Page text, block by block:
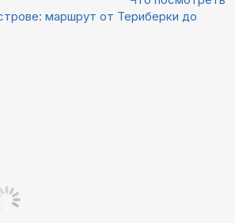
маршрут от Териберки до